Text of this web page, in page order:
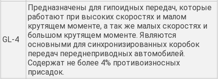
GL-4
Предназначены для гипоидных передач, которые
работают при высоких скоростях и малом
крутящем моменте, а так же малых скоростях и
большом крутящем моменте. Являются
основными для синхронизированных коробок
передач переднеприводных автомобилей.
Содержат не более 4% противоизносных
присадок.